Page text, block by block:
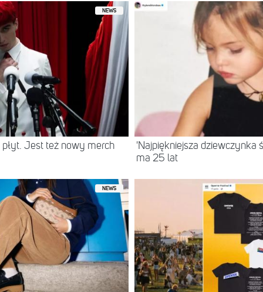
NEWS
płyt. Jest też nowy merch
'Najpiękniejsza dziewczynka
ma 25 lat
NEWS